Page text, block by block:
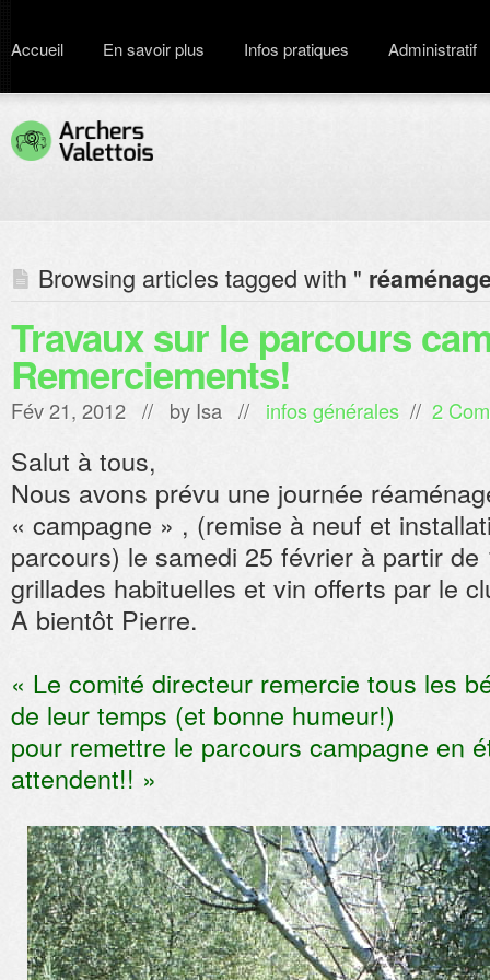
Accueil En savoir plus Infos pratiques Administratif
Browsing articles tagged with "
Travaux sur le parcours
Remerciements!
Fév 21, 2012 // by Isa // infos générales // 2
Salut à tous,
Nous avons prévu une journée
« campagne » , (remise à neuf et
parcours) le samedi 25 février à partir
grillades habituelles et vin offerts par le
A bientôt Pierre.
« Le comité directeur remercie tous les
de leur temps (et bonne humeur!)
pour remettre le parcours campagne en
attendent!! »